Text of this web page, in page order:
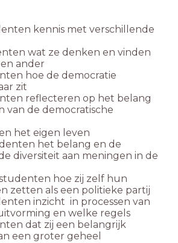
kennis met verschillende
wat ze denken en vinden
ander
hoe de democratie
zit
reflecteren op het belang
van de democratische
het eigen leven
het belang en de
diversiteit aan meningen in de
hoe zij zelf hun
zetten als een politieke partij
inzicht in processen van
en welke regels
dat zij een belangrijk
een groter geheel